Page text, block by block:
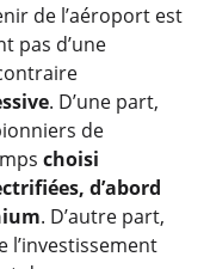
de l’aéroport est
pas d’une
. D’une part,
de
choisi
d’abord
. D’autre part,
l’investissement